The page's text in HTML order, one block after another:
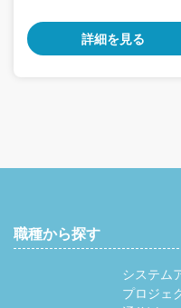
詳細を見る
職種から探す
システム
プロジェ